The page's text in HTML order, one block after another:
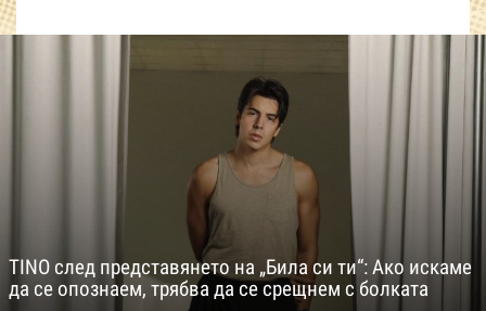
TINO след представянето на „Била си ти“: Ако искаме
да се опознаем, трябва да се срещнем с болката